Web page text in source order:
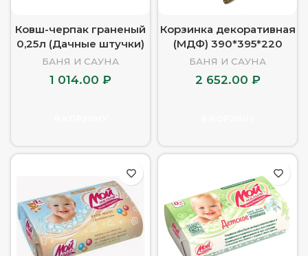
Ковш-черпак граненый
0,25л (Дачные штучки)
БАНЯ И САУНА
1 014.00 ₽
Корзинка декоративная
(МДФ) 390*395*220
БАНЯ И САУНА
2 652.00 ₽